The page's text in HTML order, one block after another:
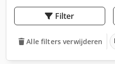
Filter
Alle filters verwijderen